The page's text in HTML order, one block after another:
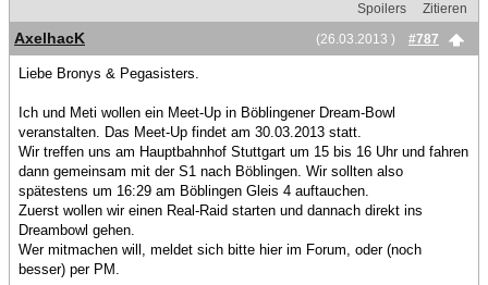
Spoilers
Zitieren
(26.03.2013 )
#787
AxelhacK
Liebe Bronys & Pegasisters.
Ich und Meti wollen ein Meet-Up in Böblingener Dream-Bowl
veranstalten. Das Meet-Up findet am 30.03.2013 statt.
Wir treffen uns am Hauptbahnhof Stuttgart um 15 bis 16 Uhr und fahren
dann gemeinsam mit der S1 nach Böblingen. Wir sollten also
spätestens um 16:29 am Böblingen Gleis 4 auftauchen.
Zuerst wollen wir einen Real-Raid starten und dannach direkt ins
Dreambowl gehen.
Wer mitmachen will, meldet sich bitte hier im Forum, oder (noch
besser) per PM.